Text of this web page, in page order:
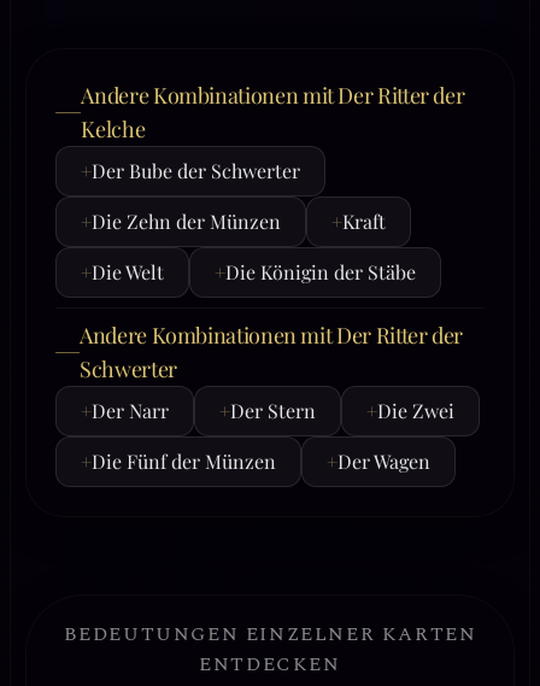
Andere Kombinationen mit Der Ritter der
Kelche
+Der Bube der Schwerter
+Die Zehn der Münzen +Kraft
+Die Welt +Die Königin der Stäbe
Andere Kombinationen mit Der Ritter der
Schwerter
+Der Narr +Der Stern +Die Zwei
+Die Fünf der Münzen +Der Wagen
BEDEUTUNGEN EINZELNER KARTEN
ENTDECKEN